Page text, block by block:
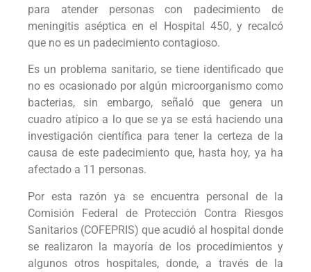
para atender personas con padecimiento de
meningitis aséptica en el Hospital 450, y recalcó
que no es un padecimiento contagioso.
Es un problema sanitario, se tiene identificado que
no es ocasionado por algún microorganismo como
bacterias, sin embargo, señaló que genera un
cuadro atípico a lo que se ya se está haciendo una
investigación científica para tener la certeza de la
causa de este padecimiento que, hasta hoy, ya ha
afectado a 11 personas.
Por esta razón ya se encuentra personal de la
Comisión Federal de Protección Contra Riesgos
Sanitarios (COFEPRIS) que acudió al hospital donde
se realizaron la mayoría de los procedimientos y
algunos otros hospitales, donde, a través de la